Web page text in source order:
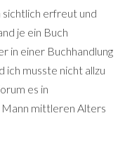
erfreut und
je ein Buch
in einer Buchhandlung
ich musste nicht allzu
es in
mittleren Alters